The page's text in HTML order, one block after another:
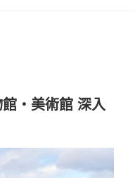
・美術館 深入